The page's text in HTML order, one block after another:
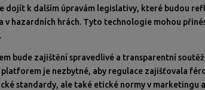
dojít k dalším úpravám legislativy, které budou
v hazardních hrách. Tyto technologie mohou
bude zajištění spravedlivé a transparentní
platforem je nezbytné, aby regulace zajišťovala
standardy, ale také etické normy v marketingu